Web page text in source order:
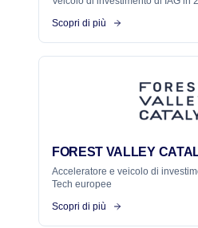
Scopri di più
FOREST VALLEY
Acceleratore e veicolo di
Tech europee
Scopri di più